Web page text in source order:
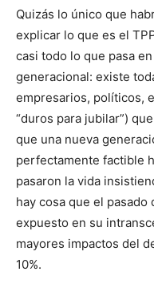
Quizás lo único que
explicar lo que es el
casi todo lo que pasa
generacional: existe
empresarios, políticos,
“duros para jubilar”)
que una nueva
perfectamente factible
pasaron la vida
hay cosa que el
expuesto en su
mayores impactos del
10%.